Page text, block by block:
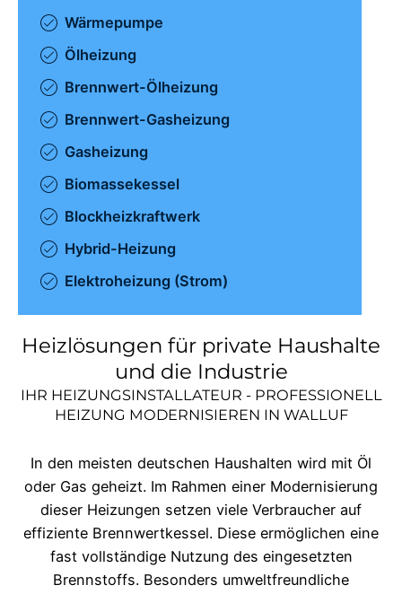
Wärmepumpe
Ölheizung
Brennwert-Ölheizung
Brennwert-Gasheizung
Gasheizung
Biomassekessel
Blockheizkraftwerk
Hybrid-Heizung
Elektroheizung (Strom)
Heizlösungen für private Haushalte
und die Industrie
IHR HEIZUNGSINSTALLATEUR - PROFESSIONELL
HEIZUNG MODERNISIEREN IN WALLUF
In den meisten deutschen Haushalten wird mit Öl
oder Gas geheizt. Im Rahmen einer Modernisierung
dieser Heizungen setzen viele Verbraucher auf
effiziente Brennwertkessel. Diese ermöglichen eine
fast vollständige Nutzung des eingesetzten
Brennstoffs. Besonders umweltfreundliche